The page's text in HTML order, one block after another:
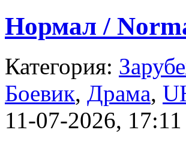
Нормал /
Категория:
Боевик, Драма,
11-07-2026,